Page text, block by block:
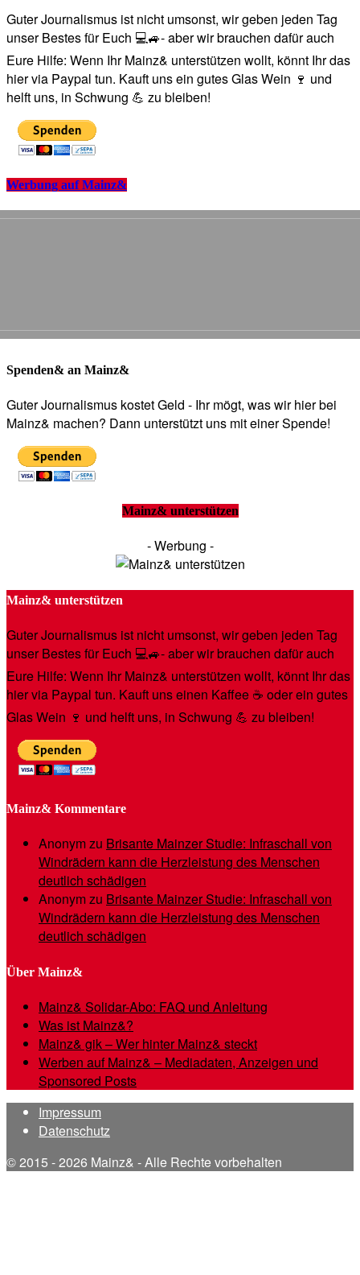
Guter Journalismus ist nicht umsonst, wir geben jeden Tag
unser Bestes für Euch 💻🚙- aber wir brauchen dafür auch
Eure Hilfe: Wenn Ihr Mainz& unterstützen wollt, könnt Ihr das
hier via Paypal tun. Kauft uns ein gutes Glas Wein 🍷 und
helft uns, in Schwung 💪 zu bleiben!
Werbung auf Mainz&
Spenden& an Mainz&
Guter Journalismus kostet Geld - Ihr mögt, was wir hier bei
Mainz& machen? Dann unterstützt uns mit einer Spende!
Mainz& unterstützen
- Werbung -
Mainz& unterstützen
Guter Journalismus ist nicht umsonst, wir geben jeden Tag
unser Bestes für Euch 💻🚙- aber wir brauchen dafür auch
Eure Hilfe: Wenn Ihr Mainz& unterstützen wollt, könnt Ihr das
hier via Paypal tun. Kauft uns einen Kaffee ☕️ oder ein gutes
Glas Wein 🍷 und helft uns, in Schwung 💪 zu bleiben!
Mainz& Kommentare
Anonymzu Brisante Mainzer Studie: Infraschall von
Windrädern kann die Herzleistung des Menschen
deutlich schädigen
Anonymzu Brisante Mainzer Studie: Infraschall von
Windrädern kann die Herzleistung des Menschen
deutlich schädigen
Über Mainz&
Mainz& Solidar-Abo: FAQ und Anleitung
Was ist Mainz&?
Mainz& gik – Wer hinter Mainz& steckt
Werben auf Mainz& – Mediadaten, Anzeigen und
Sponsored Posts
Impressum
Datenschutz
© 2015 - 2026 Mainz& - Alle Rechte vorbehalten